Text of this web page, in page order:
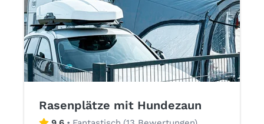
Rasenplätze mit Hundezaun